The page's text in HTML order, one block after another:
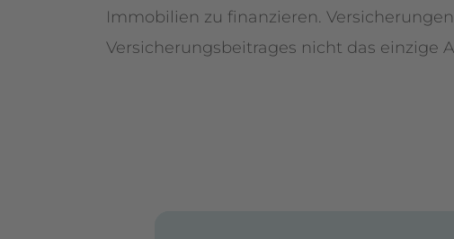
Immobilien zu finanzieren.
Versicherungsbeitrages nicht das einzige